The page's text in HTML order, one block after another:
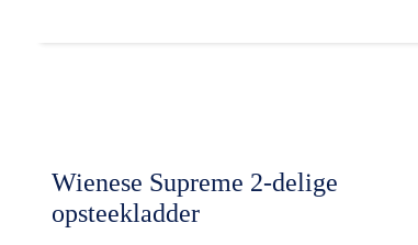
Wienese Supreme 2-delige
opsteekladder